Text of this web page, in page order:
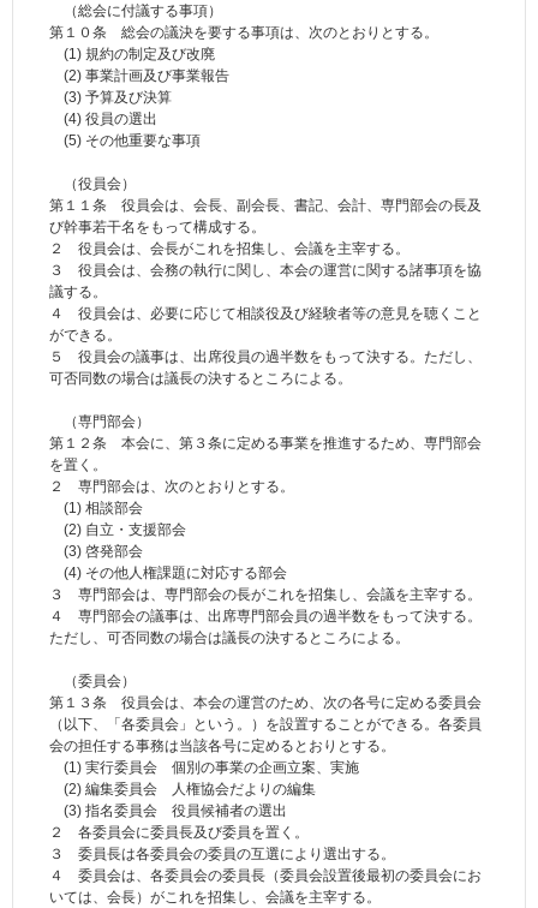
（総会に付議する事項）
第１０条 総会の議決を要する事項は、次のとおりとする。
(1) 規約の制定及び改廃
(2) 事業計画及び事業報告
(3) 予算及び決算
(4) 役員の選出
(5) その他重要な事項
（役員会）
第１１条 役員会は、会長、副会長、書記、会計、専門部会の長及
び幹事若干名をもって構成する。
２ 役員会は、会長がこれを招集し、会議を主宰する。
３ 役員会は、会務の執行に関し、本会の運営に関する諸事項を協
議する。
４ 役員会は、必要に応じて相談役及び経験者等の意見を聴くこと
ができる。
５ 役員会の議事は、出席役員の過半数をもって決する。ただし、
可否同数の場合は議長の決するところによる。
（専門部会）
第１２条 本会に、第３条に定める事業を推進するため、専門部会
を置く。
２ 専門部会は、次のとおりとする。
(1) 相談部会
(2) 自立・支援部会
(3) 啓発部会
(4) その他人権課題に対応する部会
３ 専門部会は、専門部会の長がこれを招集し、会議を主宰する。
４ 専門部会の議事は、出席専門部会員の過半数をもって決する。
ただし、可否同数の場合は議長の決するところによる。
（委員会）
第１３条 役員会は、本会の運営のため、次の各号に定める委員会
（以下、「各委員会」という。）を設置することができる。各委員
会の担任する事務は当該各号に定めるとおりとする。
(1) 実行委員会 個別の事業の企画立案、実施
(2) 編集委員会 人権協会だよりの編集
(3) 指名委員会 役員候補者の選出
２ 各委員会に委員長及び委員を置く。
３ 委員長は各委員会の委員の互選により選出する。
４ 委員会は、各委員会の委員長（委員会設置後最初の委員会にお
いては、会長）がこれを招集し、会議を主宰する。